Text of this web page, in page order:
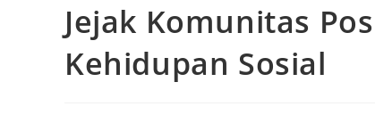
Jejak Komunitas
Kehidupan Sosial